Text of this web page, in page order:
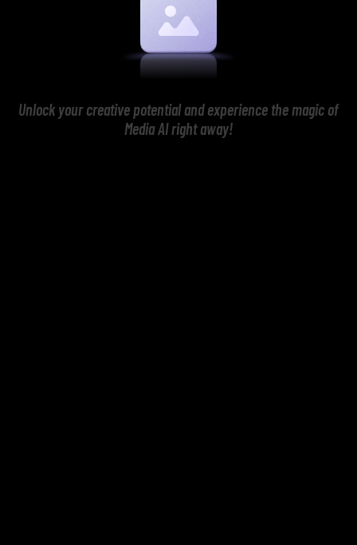
Unlock your creative potential and experience the magic of
Media AI right away!